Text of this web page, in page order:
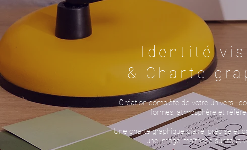
Identité
& Charte
Création complète de votre univers :
formes, atmosphère et
Une charte graphique claire, précise et
une image maîtrisée sur tous